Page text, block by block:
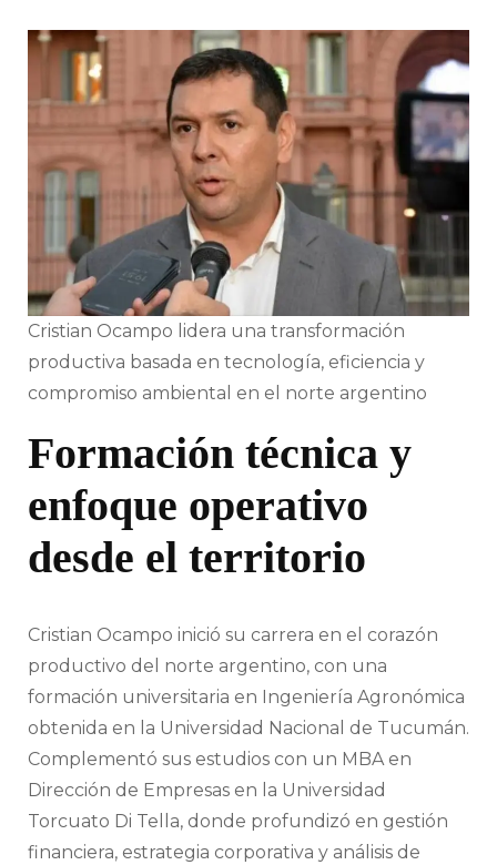
Cristian Ocampo lidera una transformación
productiva basada en tecnología, eficiencia y
compromiso ambiental en el norte argentino
Formación técnica y
enfoque operativo
desde el territorio
Cristian Ocampo inició su carrera en el corazón
productivo del norte argentino, con una
formación universitaria en Ingeniería Agronómica
obtenida en la Universidad Nacional de Tucumán.
Complementó sus estudios con un MBA en
Dirección de Empresas en la Universidad
Torcuato Di Tella, donde profundizó en gestión
financiera, estrategia corporativa y análisis de